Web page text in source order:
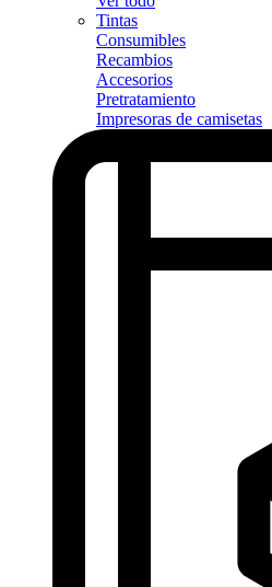
Tintas
Consumibles
Recambios
Accesorios
Pretratamiento
Impresoras de camisetas